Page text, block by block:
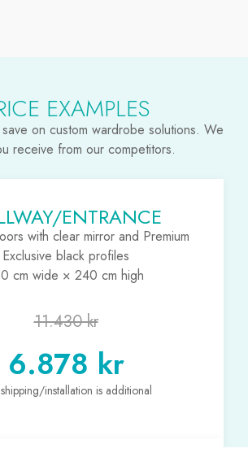
EXAMPLES
on custom wardrobe solutions. We
receive from our competitors.
ENTRANCE
with clear mirror and Premium
Exclusive black profiles
cm wide × 240 cm high
11.430 kr
6.878 kr
installation is additional